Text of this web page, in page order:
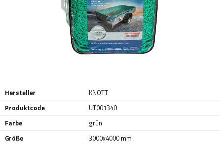
Hersteller
KNOTT
Produktcode
UT001340
Farbe
grün
Größe
3000x4000 mm